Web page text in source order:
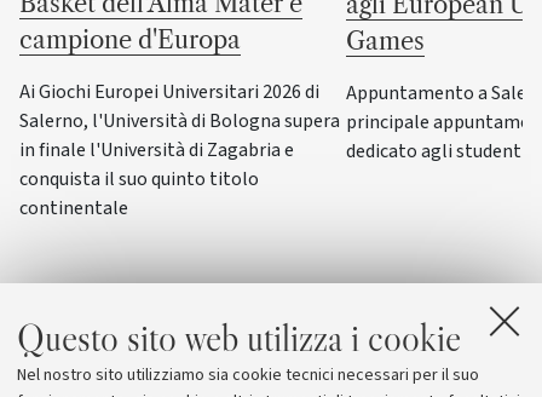
Questo sito web utilizza i cookie
Nel nostro sito utilizziamo sia cookie tecnici necessari per il suo
campione d'Europa
Ai Giochi Europei Universitari 2026 di
Salerno, l'Università di Bologna supera
in finale l'Università di Zagabria e
conquista il suo quinto titolo
continentale
Games
Appuntamento a
principale
dedicato agli